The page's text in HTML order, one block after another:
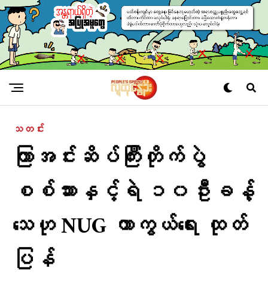
သတင်း
ကြာအင်းဆိပ်ကြီးတိုက်ပွဲ
စစ်သားနှင့်ရဲ ၁၀ဦးခန့်
သေဟု NUG ကာကွယ်ရေး ထုတ်
ပြန်